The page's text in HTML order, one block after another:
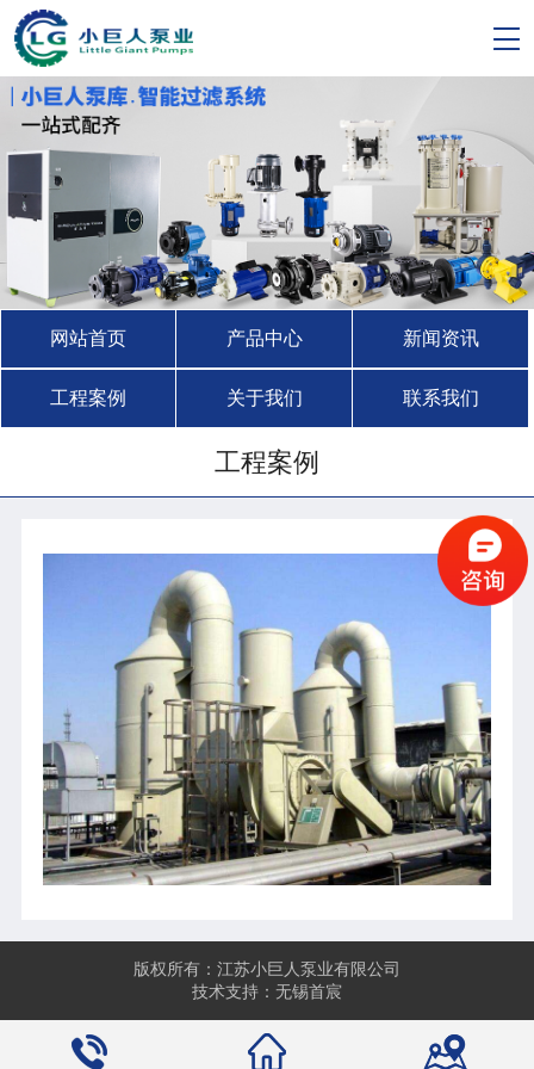
网站首页 产品中心 新闻资讯
工程案例 关于我们 联系我们
工程案例
版权所有：江苏小巨人泵业有限公司
技术支持：无锡首宸